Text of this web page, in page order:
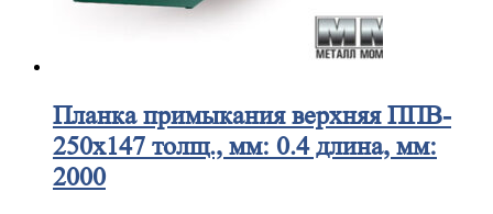
Планкапримыкания верхняя ППВ-
250х147 толщ., мм: 0.4 длина, мм:
2000